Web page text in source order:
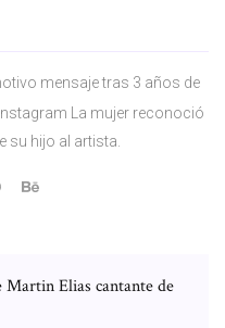
mensaje tras 3 años de
La mujer reconoció
su hijo al artista.
Martin Elias cantante de